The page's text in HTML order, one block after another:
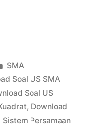
Posted
in
SMA
Soal US SMA
Soal US
, Download
Sistem Persamaan